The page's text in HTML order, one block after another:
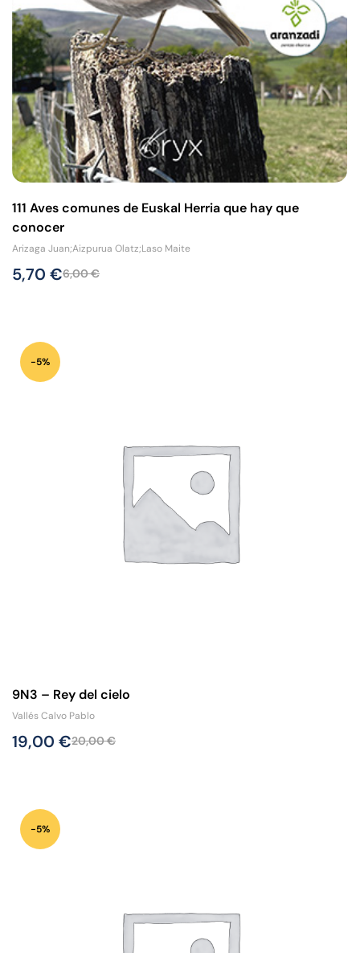
111 Aves comunes de Euskal Herria que hay que
conocer
Arizaga Juan;Aizpurua Olatz;Laso Maite
6,00€
5,70 €
-5%
9N3 – Rey del cielo
Vallés Calvo Pablo
20,00€
19,00 €
-5%